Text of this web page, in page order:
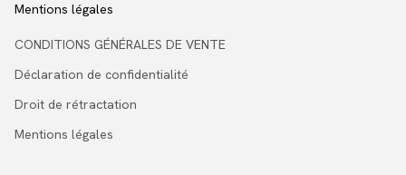
Mentions légales
CONDITIONS GÉNÉRALES DE VENTE
Déclaration de confidentialité
Droit de rétractation
Mentions légales